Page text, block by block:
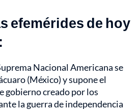
efemérides de hoy
Nacional Americana se
(México) y supone el
gobierno creado por los
la guerra de independencia